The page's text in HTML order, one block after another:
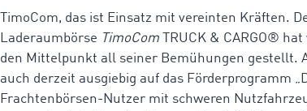
TimoCom, das ist Einsatz mit vereinten Kräften.
Laderaumbörse TimoCom TRUCK & CARGO®
den Mittelpunkt all seiner Bemühungen gestellt.
auch derzeit ausgiebig auf das Förderprogramm
Frachtenbörsen-Nutzer mit schweren